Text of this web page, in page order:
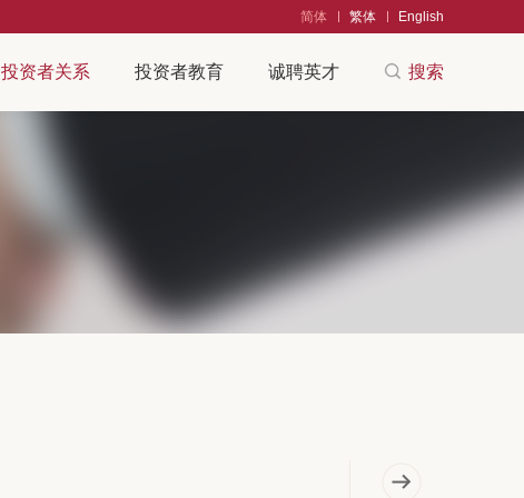
简体 繁体 English
搜索
投资者关系 投资者教育 诚聘英才